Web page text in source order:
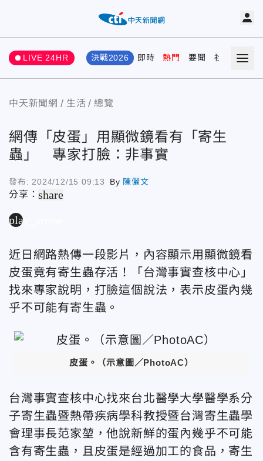
LIVE 24HR 決戰2026 即時 熱門 要聞 社會 娛樂
中天新聞網 生活 總覽
網傳「皮蛋」用顯微鏡看有「寄生
蟲」 專家打臉：非事實
發布: 2024/12/15 09:13 By 陳儷文
分享：share
play_arrow
近日網路熱傳一段影片，內容顯示用顯微鏡看
皮蛋竟有寄生蟲存活！「台灣事實查核中心」
找來專家說明，打臉這個說法，表示皮蛋內幾
乎不可能有寄生蟲。
皮蛋。（示意圖／PhotoAC）
台灣事實查核中心找來台北醫學大學醫學系分
子寄生蟲暨熱帶疾病學科教授暨台灣寄生蟲學
會理事長范家堃，他說新鮮的蛋內幾乎不可能
含有寄生蟲，且皮蛋是經過加工的食品，寄生